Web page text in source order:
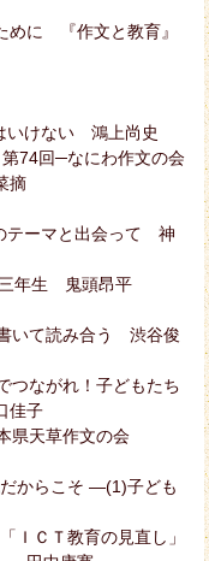
めに 『作文と教育』
いけない 鴻上尚史
第74回─なにわ作文の会
摘
テーマと出会って 神
三年生 鬼頭昂平
いて読み合う 渋谷俊
つながれ！子どもたち
佳子
県天草作文の会
からこそ ―(1)子ども
ＩＣＴ教育の見直し」